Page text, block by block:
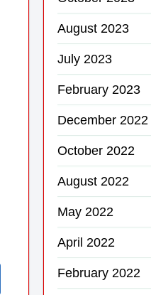
August 2023
July 2023
February 2023
December 2022
October 2022
August 2022
May 2022
April 2022
February 2022